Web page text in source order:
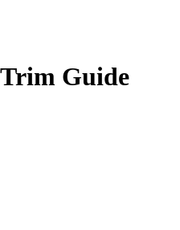
Guide